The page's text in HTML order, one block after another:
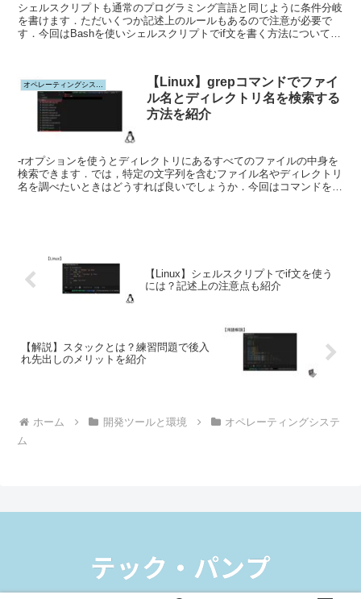
シェルスクリプトも通常のプログラミング言語と同じように条件分岐
を書けます．ただいくつか記述上のルールもあるので注意が必要で
す．今回はBashを使いシェルスクリプトでif文を書く方法について紹
【Linux】grepコマンドでファイ
ル名とディレクトリ名を検索する
方法を紹介
-rオプションを使うとディレクトリにあるすべてのファイルの中身を
検索できます．では，特定の文字列を含むファイル名やディレクトリ
名を調べたいときはどうすれば良いでしょうか．今回はコマンドを組
【Linux】シェルスクリプトでif文を使う
には？記述上の注意点も紹介
【解説】スタックとは？練習問題で後入
れ先出しのメリットを紹介
ホーム 開発ツールと環境
オペレーティングシステ
ム